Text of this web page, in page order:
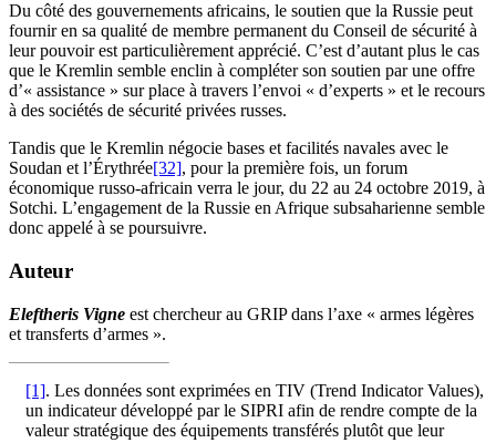
Du côté des gouvernements africains, le soutien que la Russie peut
fournir en sa qualité de membre permanent du Conseil de sécurité à
leur pouvoir est particulièrement apprécié. C’est d’autant plus le cas
que le Kremlin semble enclin à compléter son soutien par une offre
d’« assistance » sur place à travers l’envoi « d’experts » et le recours
à des sociétés de sécurité privées russes.
Tandis que le Kremlin négocie bases et facilités navales avec le
Soudan et l’Érythrée[32], pour la première fois, un forum
économique russo-africain verra le jour, du 22 au 24 octobre 2019, à
Sotchi. L’engagement de la Russie en Afrique subsaharienne semble
donc appelé à se poursuivre.
Auteur
Eleftheris Vigne est chercheur au GRIP dans l’axe « armes légères
et transferts d’armes ».
[1]. Les données sont exprimées en TIV (Trend Indicator Values),
un indicateur développé par le SIPRI afin de rendre compte de la
valeur stratégique des équipements transférés plutôt que leur